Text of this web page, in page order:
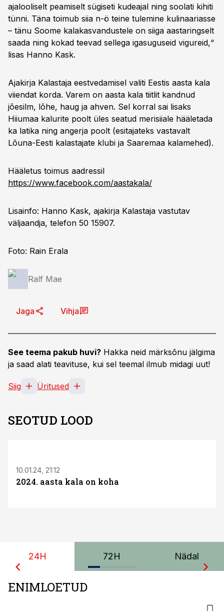
ajalooliselt peamiselt sügiseti kudeajal ning soolati kihiti
tünni. Täna toimub siia n-ö teine tulemine kulinaariasse
– tänu Soome kalakasvandustele on siiga aastaringselt
saada ning kokad teevad sellega igasuguseid vigureid,“
lisas Hanno Kask.
Ajakirja Kalastaja eestvedamisel valiti Eestis aasta kala
viiendat korda. Varem on aasta kala tiitlit kandnud
jõesilm, lõhe, haug ja ahven. Sel korral sai lisaks
Hiiumaa kalurite poolt üles seatud merisiiale hääletada
ka latika ning angerja poolt (esitajateks vastavalt
Lõuna-Eesti kalastajate klubi ja Saaremaa kalamehed).
Hääletus toimus aadressil
https://www.facebook.com/aastakala/
Lisainfo: Hanno Kask, ajakirja Kalastaja vastutav
väljaandja, telefon 50 15907.
Foto: Rain Erala
Ralf Mae
Jaga Vihja
See teema pakub huvi? Hakka neid märksõnu jälgima
ja saad alati teavituse, kui sel teemal ilmub midagi uut!
Siig Üritused
SEOTUD LOOD
10.01.24, 21:12
2024. aasta kala on koha
24H 72H Nädal
ENIMLOETUD